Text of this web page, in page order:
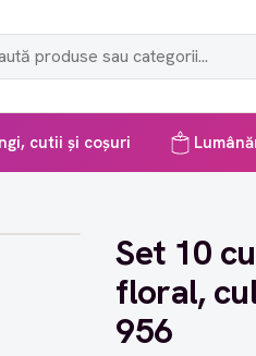
cutii și coșuri
Set 10
floral,
956